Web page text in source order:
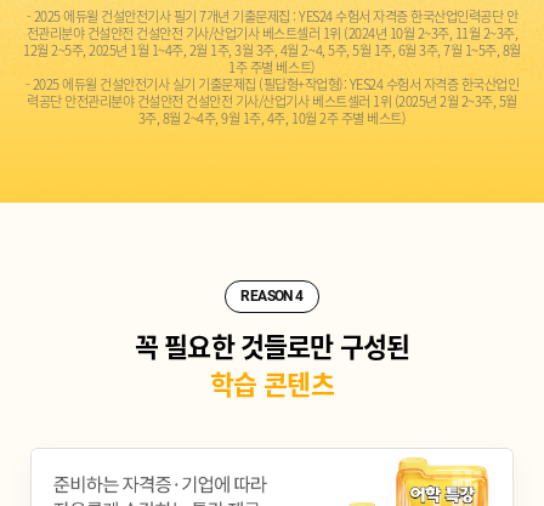
- 2025 에듀윌 건설안전기사 필기 7개년 기출문제집 : YES24 수험서 자격증 한국산업인력공단 안
전관리분야 건설안전 건설안전 기사/산업기사 베스트셀러 1위 (2024년 10월 2~3주, 11월 2~3주,
12월 2~5주, 2025년 1월 1~4주, 2월 1주, 3월 3주, 4월 2~4, 5주, 5월 1주, 6월 3주, 7월 1~5주, 8월
1주 주별 베스트)
- 2025 에듀윌 건설안전기사 실기 기출문제집 (필답형+작업형): YES24 수험서 자격증 한국산업인
력공단 안전관리분야 건설안전 건설안전 기사/산업기사 베스트셀러 1위 (2025년 2월 2~3주, 5월
3주, 8월 2~4주, 9월 1주, 4주, 10월 2주 주별 베스트)
REASON 4
꼭 필요한 것들로만 구성된
학습 콘텐츠